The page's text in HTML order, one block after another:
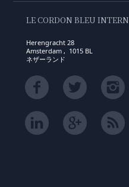
LE CORDON BLEU
Herengracht 28
Amsterdam , 1015 BL
ネザーランド